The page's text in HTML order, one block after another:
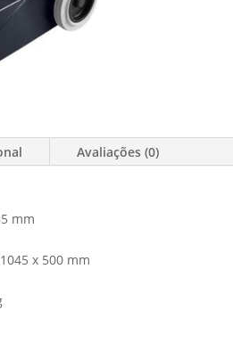
Avaliações (0)
mm
x 500 mm